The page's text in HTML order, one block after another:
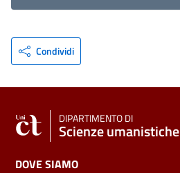
Condividi
DIPARTIMENTO DI
Scienze umanistiche
DOVE SIAMO